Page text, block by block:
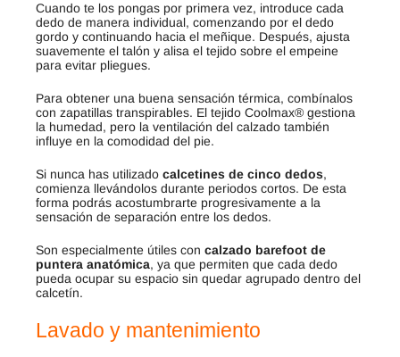
Cuando te los pongas por primera vez, introduce cada
dedo de manera individual, comenzando por el dedo
gordo y continuando hacia el meñique. Después, ajusta
suavemente el talón y alisa el tejido sobre el empeine
para evitar pliegues.
Para obtener una buena sensación térmica, combínalos
con zapatillas transpirables. El tejido Coolmax® gestiona
la humedad, pero la ventilación del calzado también
influye en la comodidad del pie.
Si nunca has utilizado calcetines de cinco dedos,
comienza llevándolos durante periodos cortos. De esta
forma podrás acostumbrarte progresivamente a la
sensación de separación entre los dedos.
Son especialmente útiles con calzado barefoot de
puntera anatómica, ya que permiten que cada dedo
pueda ocupar su espacio sin quedar agrupado dentro del
calcetín.
Lavado y mantenimiento